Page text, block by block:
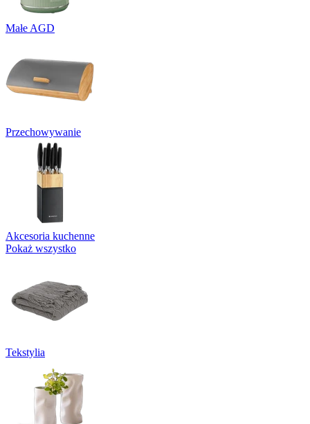
Małe AGD
Przechowywanie
Akcesoria kuchenne
Pokaż wszystko
Tekstylia